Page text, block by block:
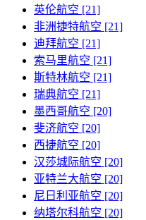
英伦航空 [21]
非洲捷特航空 [21]
迪拜航空 [21]
索马里航空 [21]
斯特林航空 [21]
瑞典航空 [21]
墨西哥航空 [20]
斐济航空 [20]
西捷航空 [20]
汉莎城际航空 [20]
亚特兰大航空 [20]
尼日利亚航空 [20]
纳塔尔科航空 [20]